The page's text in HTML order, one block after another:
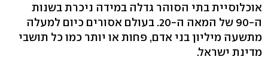
אוכלוסיית בתי הסוהר גדלה במידה ניכרת בשנות
ה-90 של המאה ה-20. בעולם אסורים כיום למעלה
מתשעה מיליון בני אדם, פחות או יותר כמו כל תושבי
מדינת ישראל.